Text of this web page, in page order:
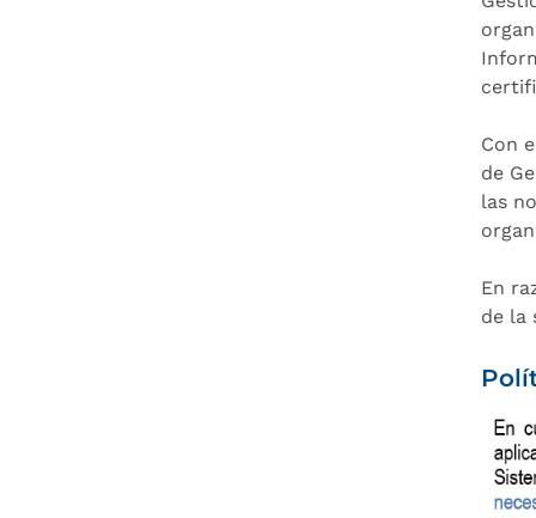
Con
de
las
En
de la